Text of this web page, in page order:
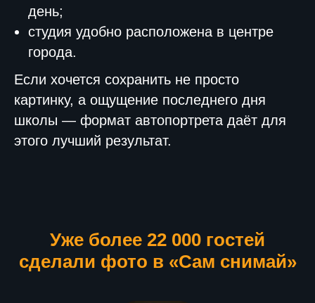
день;
студия удобно расположена в центре
города.
Если хочется сохранить не просто
картинку, а ощущение последнего дня
школы — формат автопортрета даёт для
этого лучший результат.
Уже более 22 000 гостей
сделали фото в «Сам снимай»